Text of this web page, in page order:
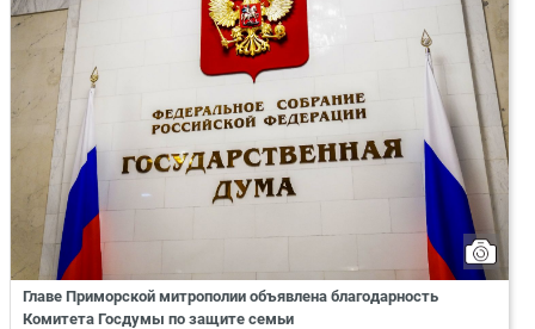
Главе Приморской митрополии объявлена благодарность
Комитета Госдумы по защите семьи